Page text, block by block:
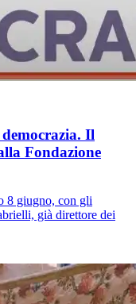
Il
Fondazione
8 giugno, con gli
già direttore dei